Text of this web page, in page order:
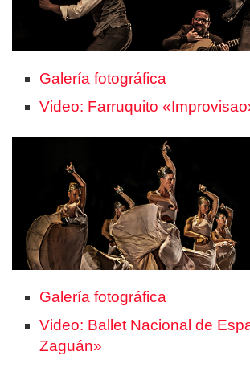
Galería fotográfica
Video: Farruquito
Galería fotográfica
Video: Ballet Nacional de
Zaguán»